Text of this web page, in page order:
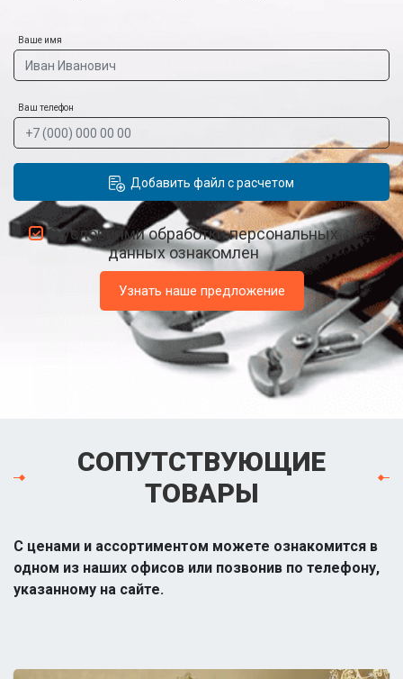
Ваше имя
Ваш телефон
Добавить файл с расчетом
С условиями обработки персональных
данных ознакомлен
Узнать наше предложение
СОПУТСТВУЮЩИЕ
ТОВАРЫ
С ценами и ассортиментом можете ознакомится в
одном из наших офисов или позвонив по телефону,
указанному на сайте.